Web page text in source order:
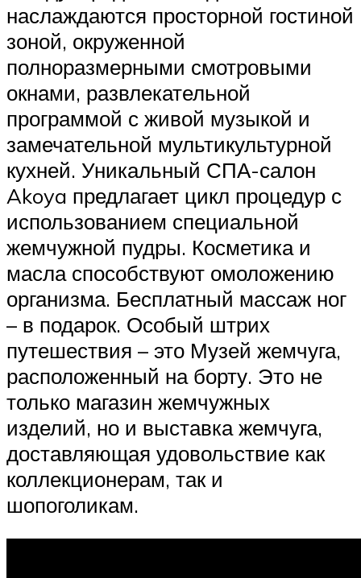
наслаждаются просторной гостиной
зоной, окруженной
полноразмерными смотровыми
окнами, развлекательной
программой с живой музыкой и
замечательной мультикультурной
кухней. Уникальный СПА-салон
Akoya предлагает цикл процедур с
использованием специальной
жемчужной пудры. Косметика и
масла способствуют омоложению
организма. Бесплатный массаж ног
– в подарок. Особый штрих
путешествия – это Музей жемчуга,
расположенный на борту. Это не
только магазин жемчужных
изделий, но и выставка жемчуга,
доставляющая удовольствие как
коллекционерам, так и
шопоголикам.